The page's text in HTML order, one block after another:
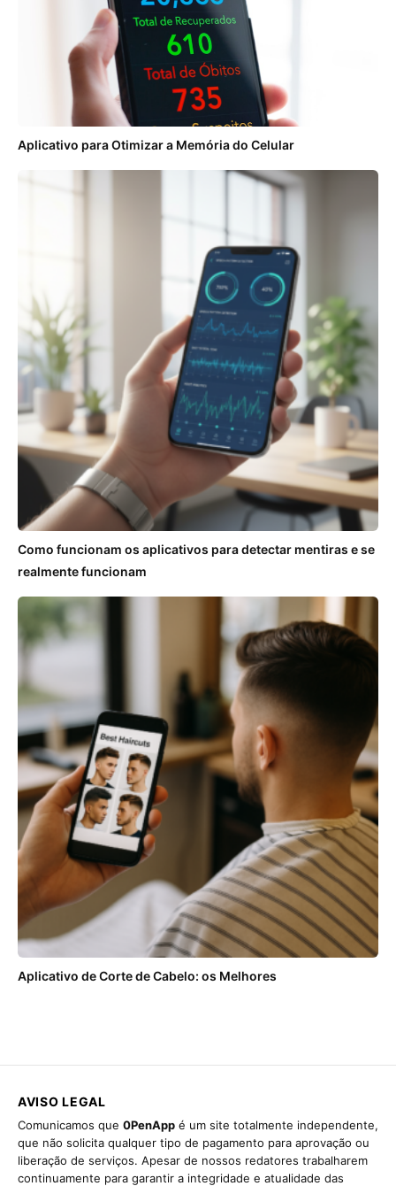
Aplicativo para Otimizar a Memória do Celular
Como funcionam os aplicativos para detectar mentiras e se
realmente funcionam
Aplicativo de Corte de Cabelo: os Melhores
AVISO LEGAL
Comunicamos que 0PenApp é um site totalmente independente,
que não solicita qualquer tipo de pagamento para aprovação ou
liberação de serviços. Apesar de nossos redatores trabalharem
continuamente para garantir a integridade e atualidade das